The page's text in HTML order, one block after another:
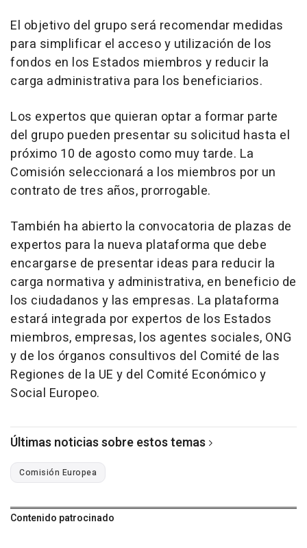
El objetivo del grupo será recomendar medidas
para simplificar el acceso y utilización de los
fondos en los Estados miembros y reducir la
carga administrativa para los beneficiarios.
Los expertos que quieran optar a formar parte
del grupo pueden presentar su solicitud hasta el
próximo 10 de agosto como muy tarde. La
Comisión seleccionará a los miembros por un
contrato de tres años, prorrogable.
También ha abierto la convocatoria de plazas de
expertos para la nueva plataforma que debe
encargarse de presentar ideas para reducir la
carga normativa y administrativa, en beneficio de
los ciudadanos y las empresas. La plataforma
estará integrada por expertos de los Estados
miembros, empresas, los agentes sociales, ONG
y de los órganos consultivos del Comité de las
Regiones de la UE y del Comité Económico y
Social Europeo.
Últimas noticias sobre estos temas
Comisión Europea
Contenido patrocinado